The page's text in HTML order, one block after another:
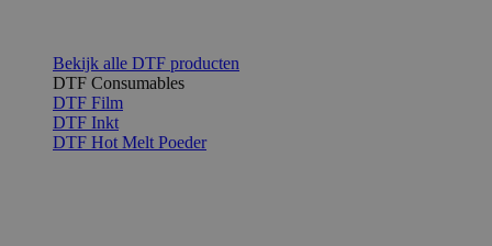
Bekijk alle DTF producten
DTF Consumables
DTF Film
DTF Inkt
DTF Hot Melt Poeder